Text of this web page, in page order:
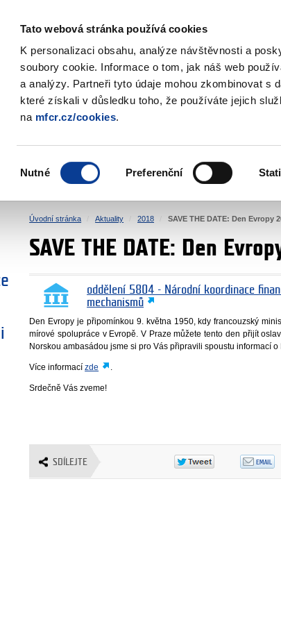
Tato webová stránka používá cookies
K personalizaci obsahu, analýze návštěvnosti a
soubory cookie. Informace o tom, jak náš web
a analýzy. Partneři tyto údaje mohou zkombinovat s
které získali v důsledku toho, že používáte jejich
na mfcr.cz/cookies.
souhlasu
Nutné Preferenční
Fondy EHP a Norska
ŽIVOTNÍ PROSTŘEDÍ LIDSKÁ PRÁVA
Úvodní stránka Aktuality 2018 SAVE THE DATE: Den Evropy
SAVE THE DATE: Den
oddělení 5804 - Národní koordinace
mechanismů
Den Evropy je připomínkou 9. května 1950, kdy francouzský
mírové spolupráce v Evropě. V Praze můžete tento den přijít
Norskou ambasádou jsme si pro Vás připravili spoustu informací
Více informacízde
Srdečně Vás zveme!
SDÍLEJTE